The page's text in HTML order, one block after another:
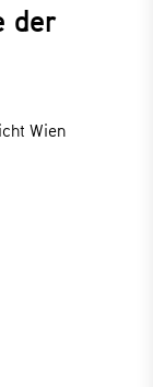
der
Wien